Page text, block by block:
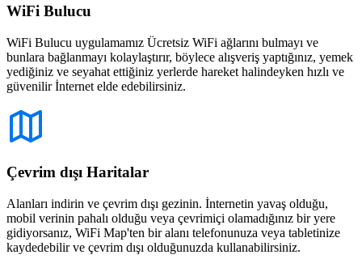
WiFi Bulucu
WiFi Bulucu uygulamamız Ücretsiz WiFi ağlarını bulmayı ve
bunlara bağlanmayı kolaylaştırır, böylece alışveriş yaptığınız, yemek
yediğiniz ve seyahat ettiğiniz yerlerde hareket halindeyken hızlı ve
güvenilir İnternet elde edebilirsiniz.
Çevrim dışı Haritalar
Alanları indirin ve çevrim dışı gezinin. İnternetin yavaş olduğu,
mobil verinin pahalı olduğu veya çevrimiçi olamadığınız bir yere
gidiyorsanız, WiFi Map'ten bir alanı telefonunuza veya tabletinize
kaydedebilir ve çevrim dışı olduğunuzda kullanabilirsiniz.